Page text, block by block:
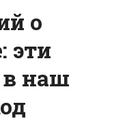
о
эти
наш